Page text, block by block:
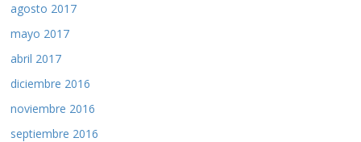
agosto 2017
mayo 2017
abril 2017
diciembre 2016
noviembre 2016
septiembre 2016